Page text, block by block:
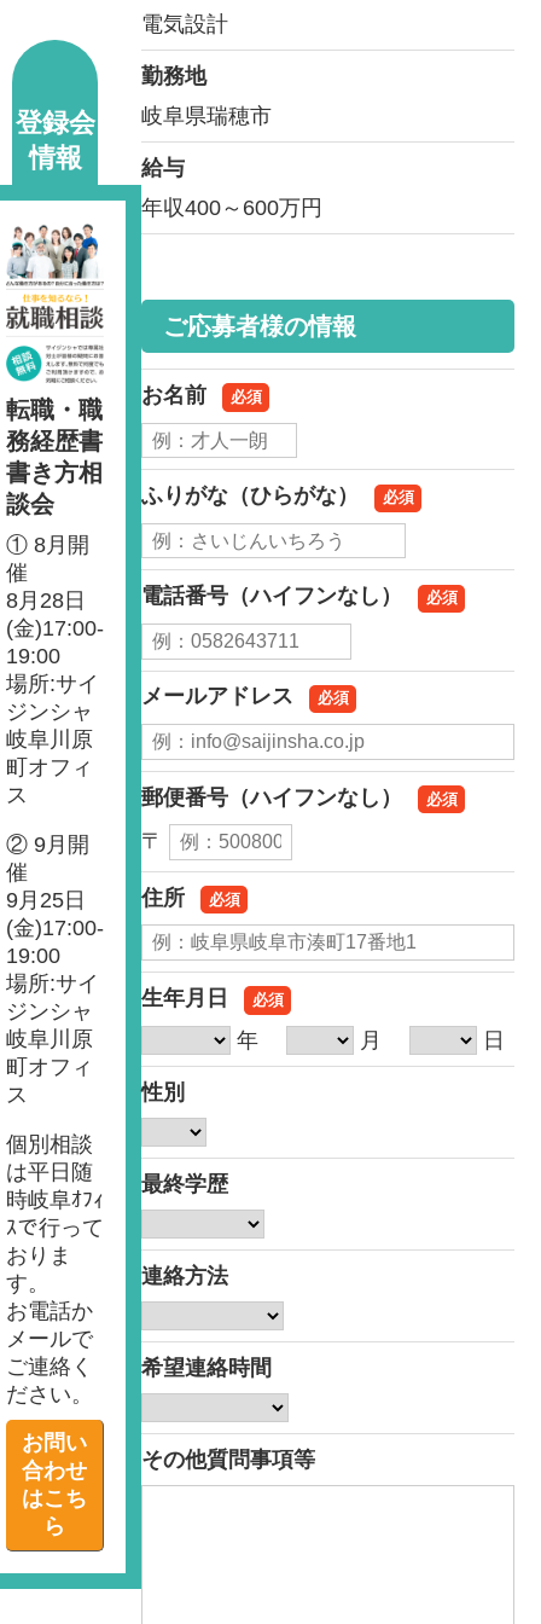
電気設計
勤務地
岐阜県瑞穂市
給与
年収400～600万円
ご応募者様の情報
お名前 必須
ふりがな（ひらがな） 必須
電話番号（ハイフンなし） 必須
メールアドレス 必須
郵便番号（ハイフンなし） 必須
〒
住所 必須
生年月日 必須
年 月 日
性別
最終学歴
連絡方法
希望連絡時間
その他質問事項等
登録会
情報
転職・職
務経歴書
書き方相
談会
① 8月開
催
8月28日
(金)17:00-
19:00
場所:サイ
ジンシャ
岐阜川原
町オフィ
ス
② 9月開
催
9月25日
(金)17:00-
19:00
場所:サイ
ジンシャ
岐阜川原
町オフィ
ス
個別相談
は平日随
時岐阜ｵﾌｨ
ｽで行って
おりま
す。
お電話か
メールで
ご連絡く
ださい。
お問い
合わせ
はこち
ら